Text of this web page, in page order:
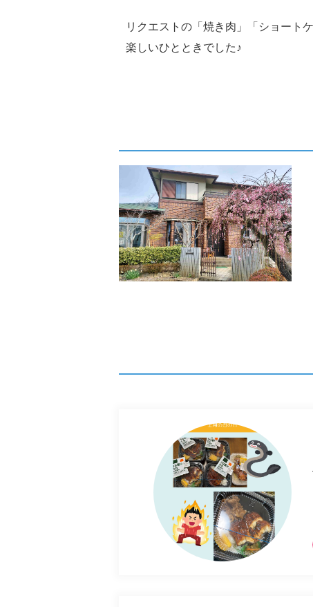
リクエストの「焼き肉」「ショート
楽しいひとときでした♪